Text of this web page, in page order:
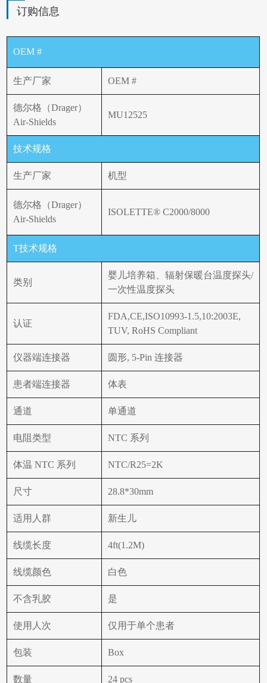
订购信息
OEM #
生产厂家 OEM #
德尔格（Drager）
Air-Shields
MU12525
技术规格
生产厂家 机型
德尔格（Drager）
Air-Shields
ISOLETTE® C2000/8000
T技术规格
类别
婴儿培养箱、辐射保暖台温度探头/
一次性温度探头
认证
FDA,CE,ISO10993-1.5,10:2003E,
TUV, RoHS Compliant
仪器端连接器 圆形, 5-Pin 连接器
患者端连接器 体表
通道 单通道
电阻类型 NTC 系列
体温 NTC 系列 NTC/R25=2K
尺寸 28.8*30mm
适用人群 新生儿
线缆长度 4ft(1.2M)
线缆颜色 白色
不含乳胶 是
使用人次 仅用于单个患者
包装 Box
数量 24 pcs